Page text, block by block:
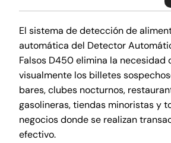
El sistema de detección de
automática del Detector
Falsos D450 elimina la necesidad
visualmente los billetes
bares, clubes nocturnos,
gasolineras, tiendas minoristas y
negocios donde se realizan
efectivo.